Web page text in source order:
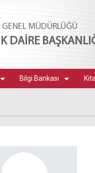
GENEL MÜDÜRLÜĞÜ
DAİRE
Bilgi Bankası